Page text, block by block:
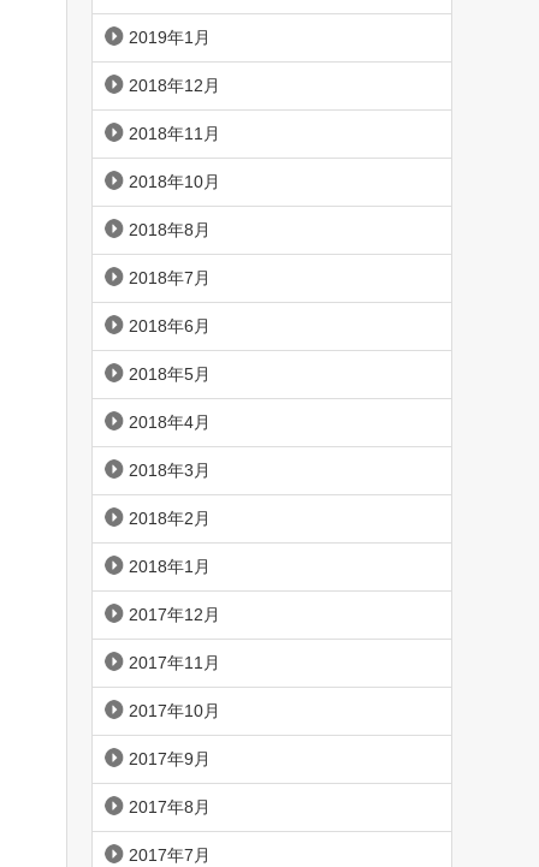
2019年1月
2018年12月
2018年11月
2018年10月
2018年8月
2018年7月
2018年6月
2018年5月
2018年4月
2018年3月
2018年2月
2018年1月
2017年12月
2017年11月
2017年10月
2017年9月
2017年8月
2017年7月